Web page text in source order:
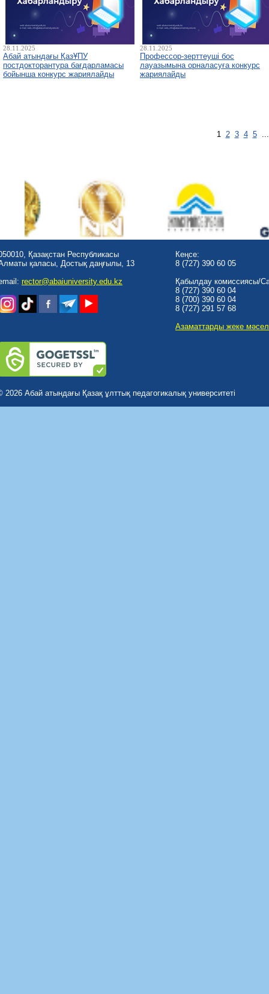
28.11.2025
Абай атындағы ҚазҰПУ
постдокторантура бағдарламасы
бойынша конкурс жариялайды
28.11.2025
Профессор-зерттеуші бос
лауазымына орналасуға конкурс
жариялайды
1 2 3 4 5
Қазақстан Республикасы
қаласы, Достық даңғылы, 13
rector@abaiuniversity.edu.kz
Кеңсе:
8 (727) 390 60 05
Қабылдау комиссиясы/
8 (727) 390 60 04
8 (700) 390 60 04
8 (727) 291 57 68
Азаматтарды жеке
2026 Абай атындағы Қазақ ұлттық педагогикалық университеті